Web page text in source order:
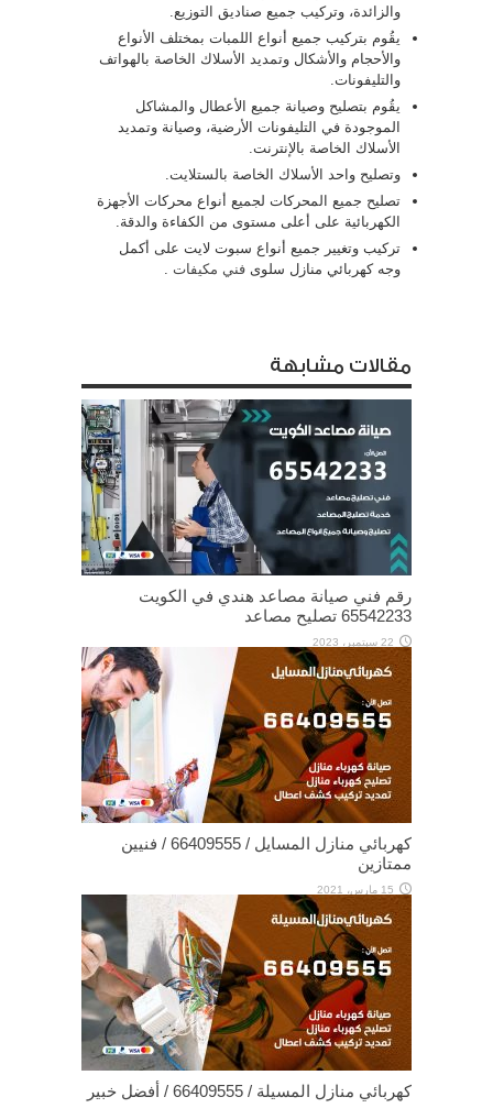
والزائدة، وتركيب جميع صناديق التوزيع.
يقُوم بتركيب جميع أنواع اللمبات بمختلف الأنواع
والأحجام والأشكال وتمديد الأسلاك الخاصة بالهواتف
والتليفونات.
يقُوم بتصليح وصيانة جميع الأعطال والمشاكل
الموجودة في التليفونات الأرضية، وصيانة وتمديد
الأسلاك الخاصة بالإنترنت.
وتصليح واحد الأسلاك الخاصة بالستلايت.
تصليح جميع المحركات لجميع أنواع محركات الأجهزة
الكهربائية على أعلى مستوى من الكفاءة والدقة.
تركيب وتغيير جميع أنواع سبوت لايت على أكمل
وجه كهربائي منازل سلوى فني مكيفات
مقالات مشابهة
رقم فني صيانة مصاعد هندي في الكويت
65542233 تصليح مصاعد
22 سبتمبر، 2023
كهربائي منازل المسايل / 66409555 / فنيين
ممتازين
15 مارس، 2021
كهربائي منازل المسيلة / 66409555 / أفضل خبير